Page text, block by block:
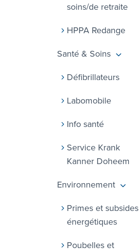
soins/de retraite
HPPA Redange
Santé & Soins
Défibrillateurs
Labomobile
Info santé
Service Krank
Kanner Doheem
Environnement
Primes et subsides
énergétiques
Poubelles et